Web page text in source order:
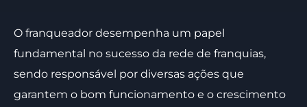
O franqueador desempenha um papel
fundamental no sucesso da rede de franquias,
sendo responsável por diversas ações que
garantem o bom funcionamento e o crescimento